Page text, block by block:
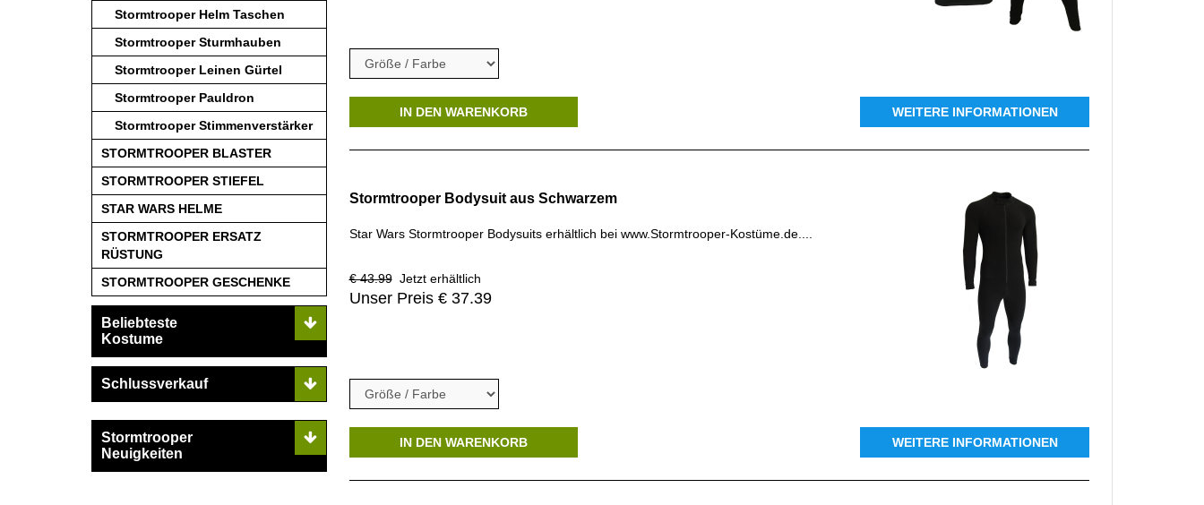
Stormtrooper Helm Taschen
Stormtrooper Sturmhauben
Stormtrooper Leinen Gürtel
Stormtrooper Pauldron
Stormtrooper Stimmenverstärker
STORMTROOPER BLASTER
STORMTROOPER STIEFEL
STAR WARS HELME
STORMTROOPER ERSATZ
RÜSTUNG
STORMTROOPER GESCHENKE
Beliebteste
Kostume
Schlussverkauf
Stormtrooper
Neuigkeiten
IN DEN WARENKORB WEITERE INFORMATIONEN
Stormtrooper Bodysuit aus Schwarzem
Star Wars Stormtrooper Bodysuits erhältlich bei www.Stormtrooper-Kostüme.de....
€ 43.99Jetzt erhältlich
Unser Preis € 37.39
IN DEN WARENKORB WEITERE INFORMATIONEN